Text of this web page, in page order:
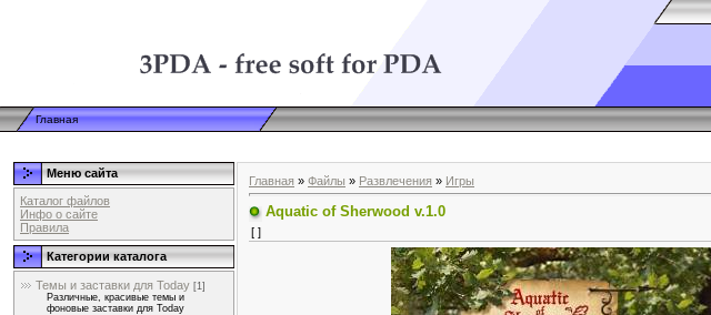
Главная
Меню сайта
Каталог файлов
Инфо о сайте
Правила
Категории каталога
Темы и заставки для Today [1]
Различные, красивые темы и
фоновые заставки для Today
Главная » Файлы » Развлечения » Игры
Aquatic of Sherwood v.1.0
[ ]